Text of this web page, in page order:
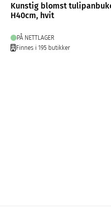
Kunstig blomst
H40cm, hvit
PÅ NETTLAGER
Finnes i 195 butikker